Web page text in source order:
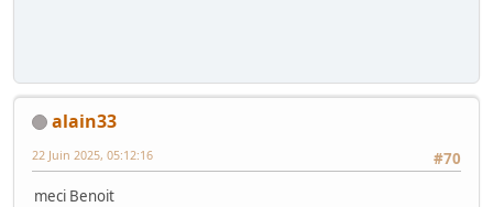
alain33
#70
22 Juin 2025, 05:12:16
meci Benoit